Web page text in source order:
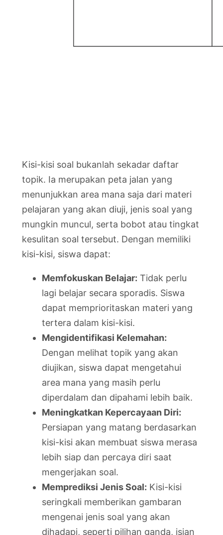
Kisi-kisi soal bukanlah sekadar daftar
topik. Ia merupakan peta jalan yang
menunjukkan area mana saja dari materi
pelajaran yang akan diuji, jenis soal yang
mungkin muncul, serta bobot atau tingkat
kesulitan soal tersebut. Dengan memiliki
kisi-kisi, siswa dapat:
Memfokuskan Belajar: Tidak perlu
lagi belajar secara sporadis. Siswa
dapat memprioritaskan materi yang
tertera dalam kisi-kisi.
Mengidentifikasi Kelemahan:
Dengan melihat topik yang akan
diujikan, siswa dapat mengetahui
area mana yang masih perlu
diperdalam dan dipahami lebih baik.
Meningkatkan Kepercayaan Diri:
Persiapan yang matang berdasarkan
kisi-kisi akan membuat siswa merasa
lebih siap dan percaya diri saat
mengerjakan soal.
Memprediksi Jenis Soal: Kisi-kisi
seringkali memberikan gambaran
mengenai jenis soal yang akan
dihadapi, seperti pilihan ganda, isian